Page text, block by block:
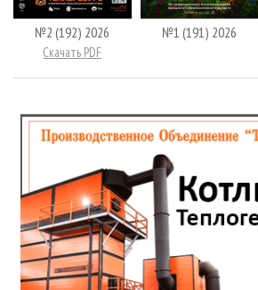
№2 (192) 2026
Скачать PDF
№1 (191) 2026